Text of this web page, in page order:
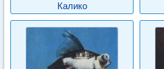
Калико